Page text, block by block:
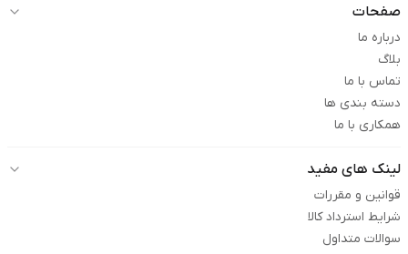
صفحات
درباره ما
بلاگ
تماس با ما
دسته بندی ها
همکاری با ما
لینک های مفید
قوانین و مقررات
شرایط استرداد کالا
سوالات متداول